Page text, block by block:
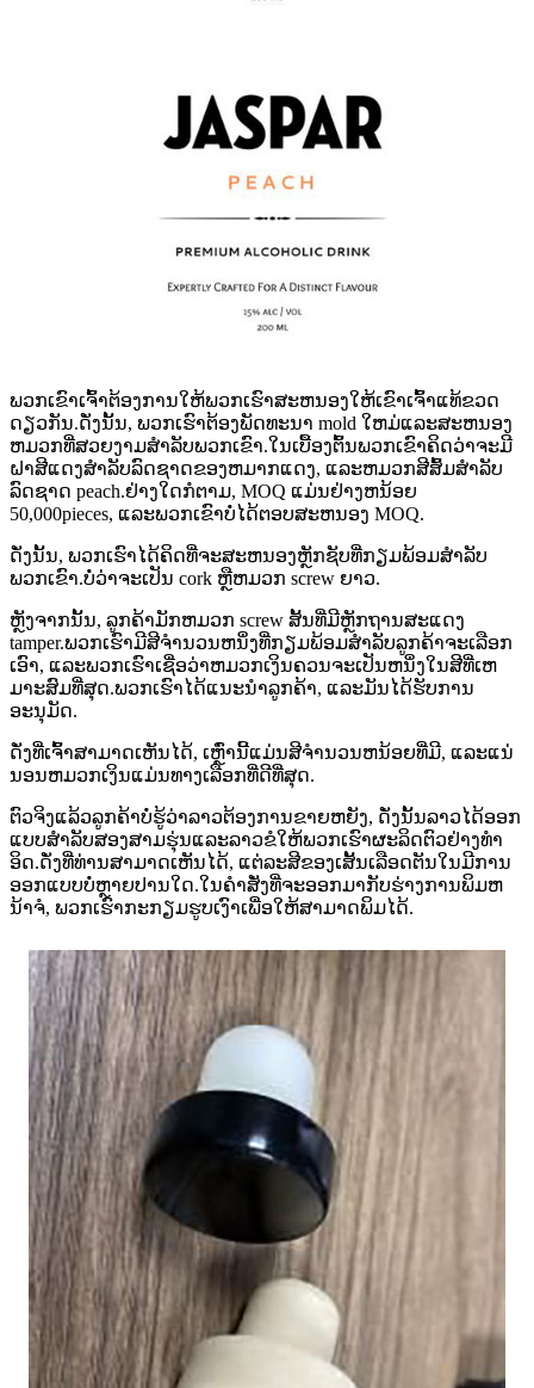
ພວກ​ເຂົາ​ເຈົ້າ​ຕ້ອງ​ການ​ໃຫ້​ພວກ​ເຮົາ​ສະ​ຫນອງ​ໃຫ້​ເຂົາ​ເຈົ້າ​ແທ້​ຂວດ​
ດຽວ​ກັນ.ດັ່ງນັ້ນ, ພວກເຮົາຕ້ອງພັດທະນາ mold ໃຫມ່ແລະສະຫນອງ
ຫມວກທີ່ສວຍງາມສໍາລັບພວກເຂົາ.ໃນເບື້ອງຕົ້ນພວກເຂົາຄິດວ່າຈະມີ
ຝາສີແດງສໍາລັບລົດຊາດຂອງຫມາກແດງ, ແລະຫມວກສີສົ້ມສໍາລັບ
ລົດຊາດ peach.ຢ່າງໃດກໍຕາມ, MOQ ແມ່ນຢ່າງຫນ້ອຍ
50,000pieces, ແລະພວກເຂົາບໍ່ໄດ້ຕອບສະຫນອງ MOQ.
ດັ່ງນັ້ນ, ພວກເຮົາໄດ້ຄິດທີ່ຈະສະຫນອງຫຼັກຊັບທີ່ກຽມພ້ອມສໍາລັບ
ພວກເຂົາ.ບໍ່ວ່າຈະເປັນ cork ຫຼືຫມວກ screw ຍາວ.
ຫຼັງຈາກນັ້ນ, ລູກຄ້າມັກຫມວກ screw ສັ້ນທີ່ມີຫຼັກຖານສະແດງ
tamper.ພວກ​ເຮົາ​ມີ​ສີ​ຈໍາ​ນວນ​ຫນຶ່ງ​ທີ່​ກຽມ​ພ້ອມ​ສໍາ​ລັບ​ລູກ​ຄ້າ​ຈະ​ເລືອກ​
ເອົາ​, ແລະ​ພວກ​ເຮົາ​ເຊື່ອ​ວ່າ​ຫມວກ​ເງິນ​ຄວນ​ຈະ​ເປັນ​ຫນຶ່ງ​ໃນ​ສີ​ທີ່​ເຫ
ມາະ​ສົມ​ທີ່​ສຸດ​.ພວກເຮົາໄດ້ແນະນໍາລູກຄ້າ, ແລະມັນໄດ້ຮັບການ
ອະນຸມັດ.
ດັ່ງທີ່ເຈົ້າສາມາດເຫັນໄດ້, ເຫຼົ່ານີ້ແມ່ນສີຈໍານວນຫນ້ອຍທີ່ມີ, ແລະແນ່
ນອນຫມວກເງິນແມ່ນທາງເລືອກທີ່ດີທີ່ສຸດ.
ຕົວຈິງແລ້ວລູກຄ້າບໍ່ຮູ້ວ່າລາວຕ້ອງການຂາຍຫຍັງ, ດັ່ງນັ້ນລາວໄດ້ອອກ
ແບບສໍາລັບສອງສາມຮຸ່ນແລະລາວຂໍໃຫ້ພວກເຮົາຜະລິດຕົວຢ່າງທໍາ
ອິດ.ດັ່ງທີ່ທ່ານສາມາດເຫັນໄດ້, ແຕ່ລະສີຂອງເສັ້ນເລືອດຕັນໃນມີການ
ອອກແບບບໍ່ຫຼາຍປານໃດ.ໃນຄໍາສັ່ງທີ່ຈະອອກມາກັບຮ່າງການພິມຫ
ນ້າຈໍ, ພວກເຮົາກະກຽມຮູບເງົາເພື່ອໃຫ້ສາມາດພິມໄດ້.